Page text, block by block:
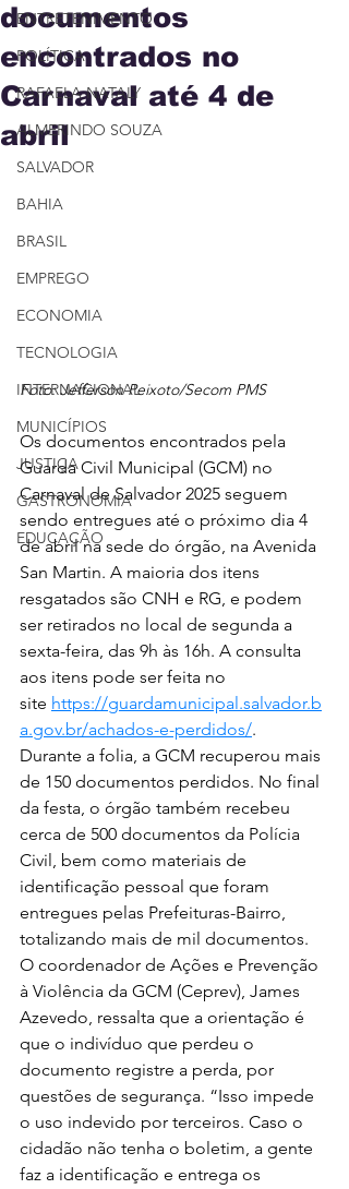
ENTRETENIMENTO
POLÍTICA
RAFAELA NATALY
ALMERINDO SOUZA
SALVADOR
BAHIA
BRASIL
EMPREGO
ECONOMIA
TECNOLOGIA
INTERNACIONAL
MUNICÍPIOS
JUSTIÇA
GASTRONOMIA
EDUCAÇÃO
documentos
encontrados no
Carnaval até 4 de
abril
Foto: Jefferson Peixoto/Secom PMS
Os documentos encontrados pela
Guarda Civil Municipal (GCM) no
Carnaval de Salvador 2025 seguem
sendo entregues até o próximo dia 4
de abril na sede do órgão, na Avenida
San Martin. A maioria dos itens
resgatados são CNH e RG, e podem
ser retirados no local de segunda a
sexta-feira, das 9h às 16h. A consulta
aos itens pode ser feita no
site https://guardamunicipal.salvador.b
a.gov.br/achados-e-perdidos/.
Durante a folia, a GCM recuperou mais
de 150 documentos perdidos. No final
da festa, o órgão também recebeu
cerca de 500 documentos da Polícia
Civil, bem como materiais de
identificação pessoal que foram
entregues pelas Prefeituras-Bairro,
totalizando mais de mil documentos.
O coordenador de Ações e Prevenção
à Violência da GCM (Ceprev), James
Azevedo, ressalta que a orientação é
que o indivíduo que perdeu o
documento registre a perda, por
questões de segurança. “Isso impede
o uso indevido por terceiros. Caso o
cidadão não tenha o boletim, a gente
faz a identificação e entrega os